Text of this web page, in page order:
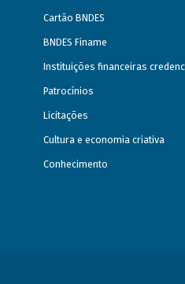
Cartão BNDES
BNDES Finame
Instituições financeiras
Patrocínios
Licitações
Cultura e economia criativa
Conhecimento